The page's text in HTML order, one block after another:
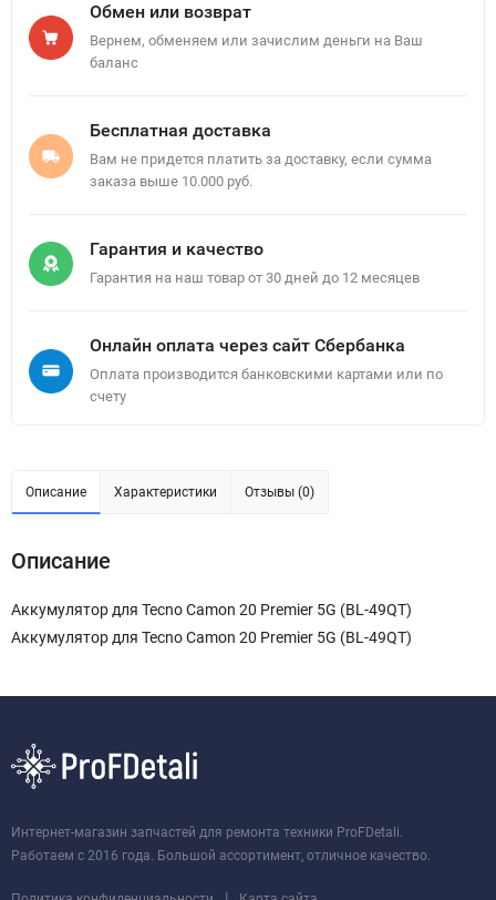
Обмен или возврат
Вернем, обменяем или зачислим деньги на Ваш
баланс
Бесплатная доставка
Вам не придется платить за доставку, если сумма
заказа выше 10.000 руб.
Гарантия и качество
Гарантия на наш товар от 30 дней до 12 месяцев
Онлайн оплата через сайт Сбербанка
Оплата производится банковскими картами или по
счету
Описание Характеристики Отзывы (0)
Описание
Аккумулятор для Tecno Camon 20 Premier 5G (BL-49QT)
Аккумулятор для Tecno Camon 20 Premier 5G (BL-49QT)
Интернет-магазин запчастей для ремонта техники ProFDetali.
Работаем с 2016 года. Большой ассортимент, отличное качество.